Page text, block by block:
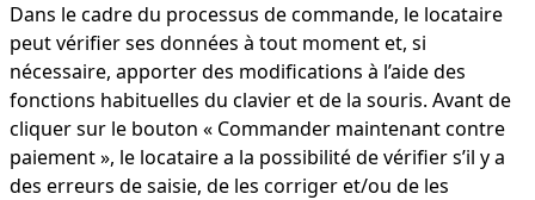
Dans le cadre du processus de commande, le locataire
peut vérifier ses données à tout moment et, si
nécessaire, apporter des modifications à l’aide des
fonctions habituelles du clavier et de la souris. Avant de
cliquer sur le bouton « Commander maintenant contre
paiement », le locataire a la possibilité de vérifier s’il y a
des erreurs de saisie, de les corriger et/ou de les